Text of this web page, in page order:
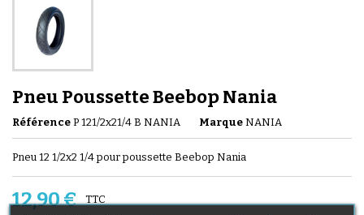
Pneu Poussette Beebop Nania
Référence P 121/2x21/4 B NANIA Marque NANIA
Pneu 12 1/2x2 1/4 pour poussette Beebop Nania
12,90 € TTC